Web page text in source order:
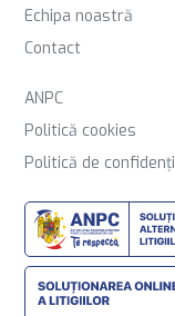
Echipa noastră
Contact
ANPC
Politică cookies
Politică de